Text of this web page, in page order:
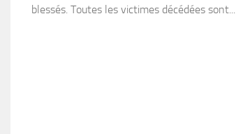
blessés. Toutes les victimes décédées sont...